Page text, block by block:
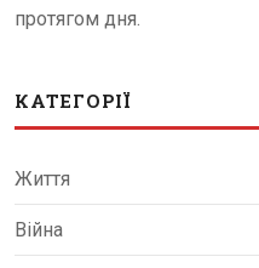
протягом дня.
КАТЕГОРІЇ
Життя
Війна